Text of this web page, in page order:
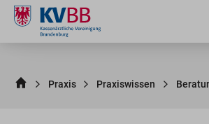
Praxis Praxiswissen